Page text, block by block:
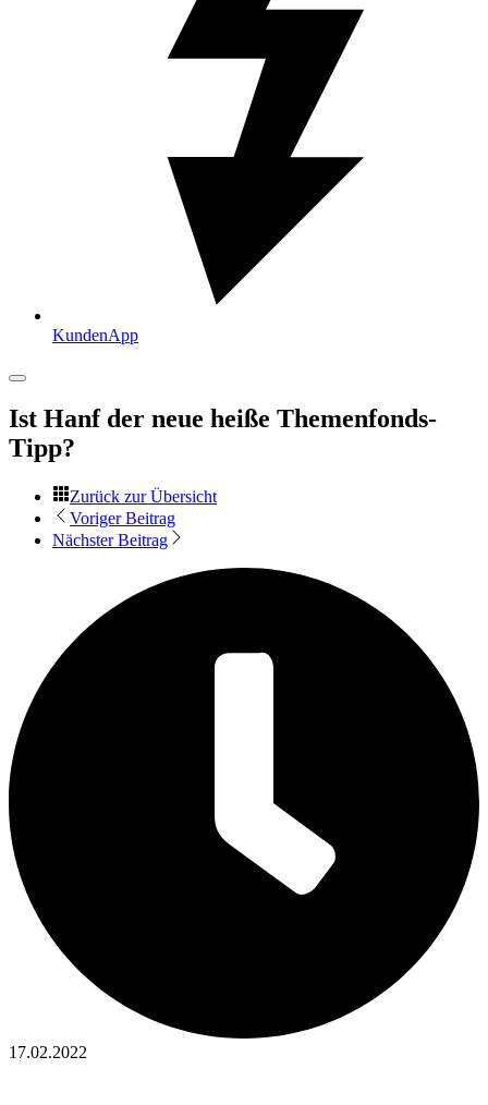
KundenApp
Ist Hanf der neue heiße Themenfonds-
Tipp?
Zurück zur Übersicht
Voriger Beitrag
Nächster Beitrag
17.02.2022